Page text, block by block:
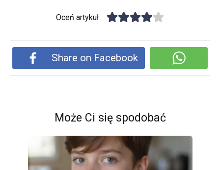
Oceń artykuł
Share on Facebook
Może Ci się spodobać